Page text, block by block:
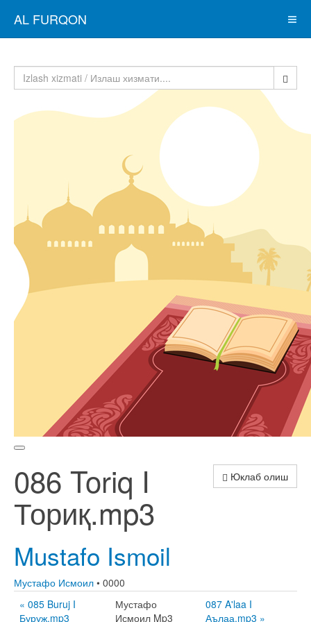
AL FURQON
Юклаб олиш
086 Toriq I
Ториқ.mp3
Mustafo Ismoil
Мустафо Исмоил • 0000
« 085 Buruj I
Буруж.mp3
Мустафо
Исмоил Mp3
087 A'laa I
Аълаа.mp3 »